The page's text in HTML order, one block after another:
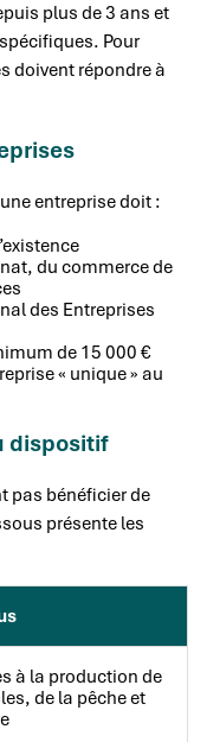
plus de 3 ans et
Pour
doivent répondre à
entreprise doit :
du commerce de
des Entreprises
de 15 000 €
« unique » au
dispositif
pas bénéficier de
présente les
à la production de
de la pêche et